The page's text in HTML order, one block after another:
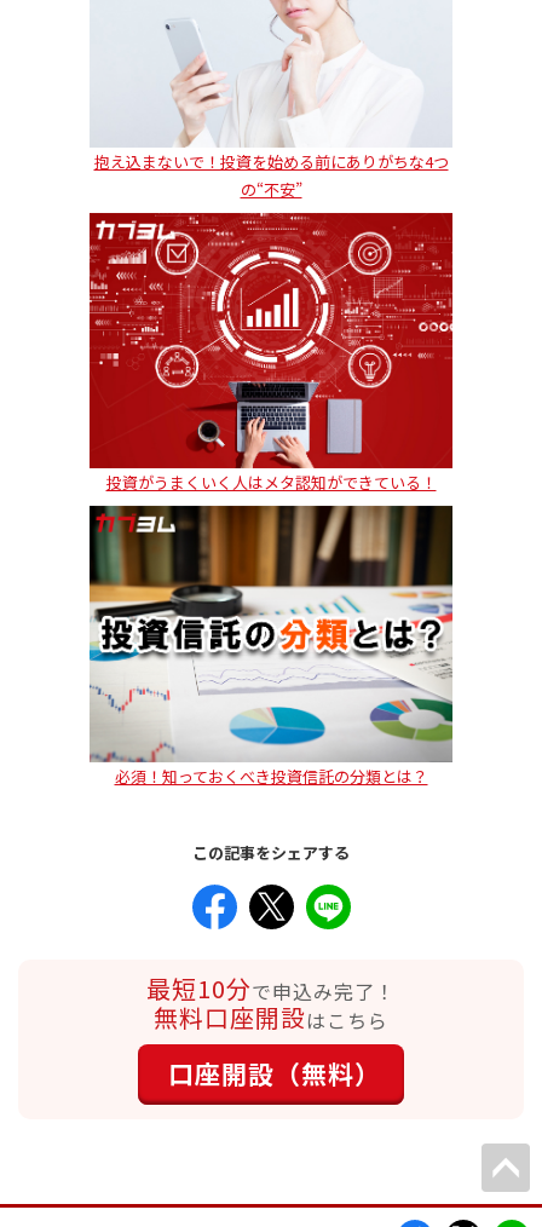
抱え込まないで！投資を始める前にありがちな4つ
の“不安”
投資がうまくいく人はメタ認知ができている！
必須！知っておくべき投資信託の分類とは？
この記事をシェアする
最短10分で申込み完了！
無料口座開設はこちら
口座開設（無料）